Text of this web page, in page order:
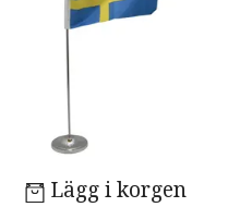
Lägg i korgen